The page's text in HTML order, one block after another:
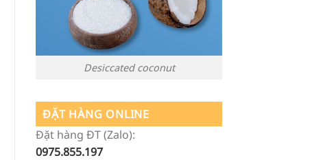
Desiccated coconut
ĐẶT HÀNG ONLINE
Đặt hàng ĐT (Zalo):
0975.855.197